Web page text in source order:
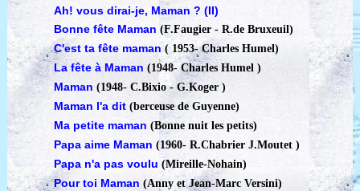
Ah! vous dirai-je, Maman ? (II)
Bonne fête Maman (F.Faugier - R.de Bruxeuil)
C'est ta fête maman ( 1953-Charles Humel)
La fête à Maman (1948-Charles Humel )
Maman (1948-C.Bixio - G.Koger )
Maman l'a dit (berceuse de Guyenne)
Ma petite maman (Bonne nuit les petits)
Papa aime Maman(1960-R.Chabrier J.Moutet )
Papa n'a pas voulu(Mireille-Nohain)
Pour toi Maman (Anny et Jean-Marc Versini)